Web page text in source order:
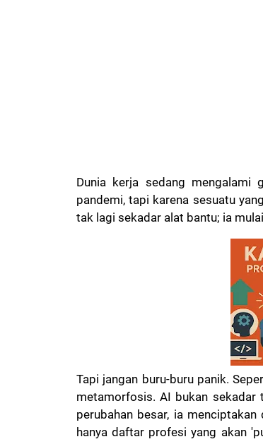
Dunia kerja sedang mengalami
pandemi, tapi karena sesuatu
tak lagi sekadar alat bantu; ia
Tapi jangan buru-buru panik.
metamorfosis. AI bukan sekadar
perubahan besar, ia
hanya daftar profesi yang akan